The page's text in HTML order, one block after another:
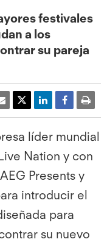
festivales
a los
su pareja
líder mundial
Nation y con
Presents y
introducir el
para
su nuevo